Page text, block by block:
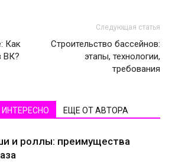
Как
ВК?
Следующая статья
Строительство бассейнов:
этапы, технологии,
требования
ЕЩЕ ОТ АВТОРА
и роллы: преимущества